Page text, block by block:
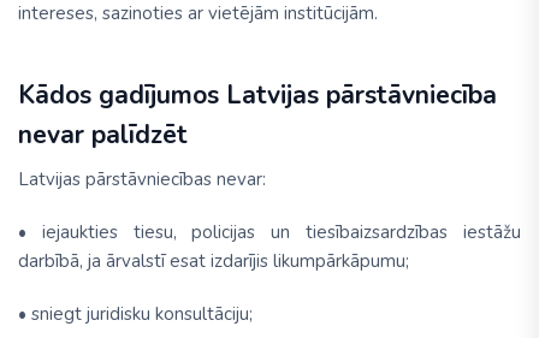
intereses, sazinoties ar vietējām institūcijām.
Kādos gadījumos Latvijas pārstāvniecība
nevar palīdzēt
Latvijas pārstāvniecības nevar:
• iejaukties tiesu, policijas un tiesībaizsardzības iestāžu
darbībā, ja ārvalstī esat izdarījis likumpārkāpumu;
• sniegt juridisku konsultāciju;